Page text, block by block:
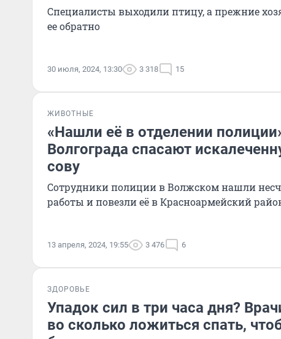
Специалисты выходили птицу, а прежние
ее обратно
30 июля, 2024, 13:30 3 318 15
ЖИВОТНЫЕ
«Нашли её в отделении
Волгограда спасают
сову
Сотрудники полиции в Волжском нашли
работы и повезли её в Красноармейский
13 апреля, 2024, 19:55 3 476 6
ЗДОРОВЬЕ
Упадок сил в три часа дня?
во сколько ложиться спать,